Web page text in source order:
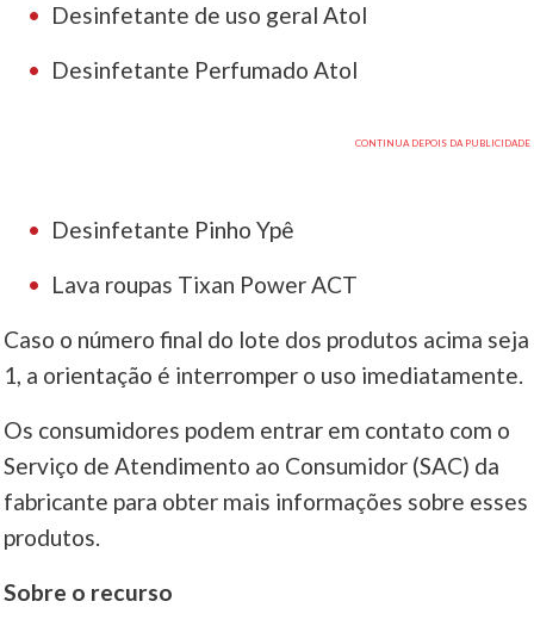
Desinfetante de uso geral Atol
Desinfetante Perfumado Atol
Desinfetante Pinho Ypê
Lava roupas Tixan Power ACT
Caso o número final do lote dos produtos acima seja
1, a orientação é interromper o uso imediatamente.
Os consumidores podem entrar em contato com o
Serviço de Atendimento ao Consumidor (SAC) da
fabricante para obter mais informações sobre esses
produtos.
Sobre o recurso